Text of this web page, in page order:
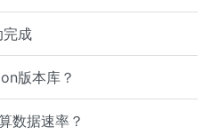
成
版本库？
数据速率？